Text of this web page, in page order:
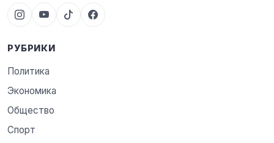
РУБРИКИ
Политика
Экономика
Общество
Спорт